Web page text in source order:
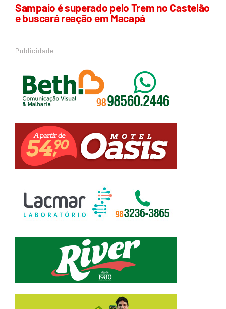
Sampaio é superado pelo Trem no Castelão
e buscará reação em Macapá
Publicidade